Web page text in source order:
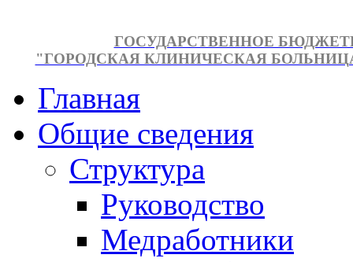
ГОСУДАРСТВЕННОЕ
"ГОРОДСКАЯ КЛИНИЧЕСКАЯ
Главная
Общие сведения
Структура
Руководство
Медработники